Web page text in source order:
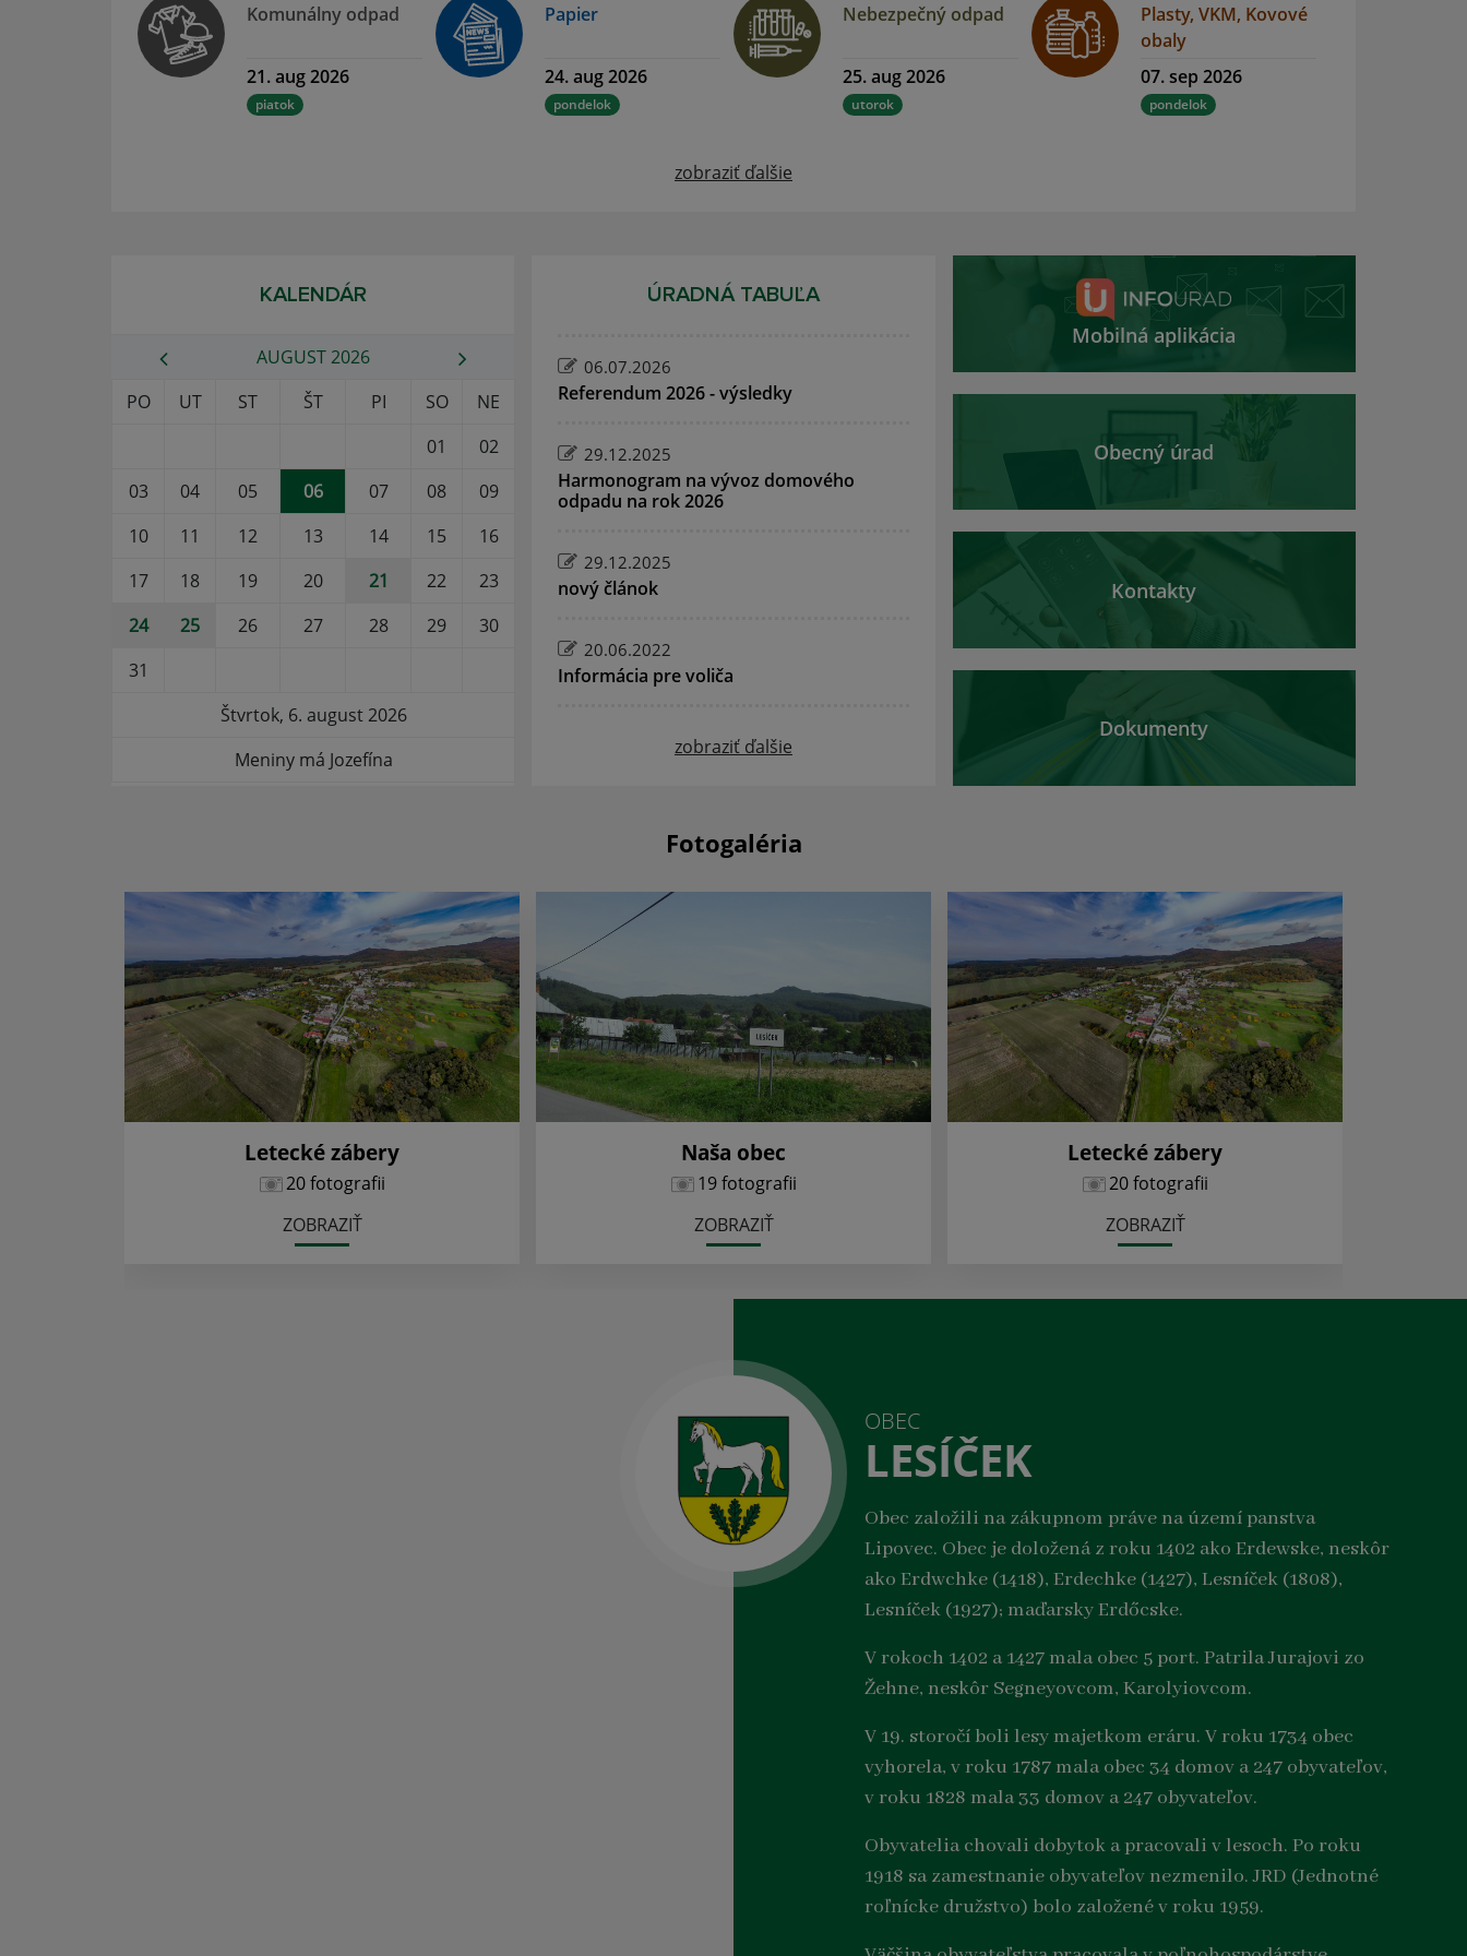
Komunálny odpad
21. aug 2026
piatok
Papier
24. aug 2026
pondelok
Nebezpečný odpad
25. aug 2026
utorok
Plasty, VKM, Kovové
obaly
07. sep 2026
pondelok
zobraziť ďalšie
KALENDÁR
AUGUST 2026
PO
UT ST ŠT PI SO
NE
01
02
03
04 05 06 07 08
09
10
11 12 13 14 15
16
17
18 19 20 21 22
23
24
25 26 27 28 29
30
31
Štvrtok, 6. august 2026
Meniny má Jozefína
ÚRADNÁ TABUĽA
06.07.2026
Referendum 2026 - výsledky
29.12.2025
Harmonogram na vývoz domového
odpadu na rok 2026
29.12.2025
nový článok
20.06.2022
Informácia pre voliča
zobraziť ďalšie
Mobilná aplikácia
Obecný úrad
Kontakty
Dokumenty
Fotogaléria
Letecké zábery
20 fotografii
ZOBRAZIŤ
Naša obec
19 fotografii
ZOBRAZIŤ
Letecké zábery
20 fotografii
ZOBRAZIŤ
OBEC
LESÍČEK
Obec založili na zákupnom práve na území panstva
Lipovec. Obec je doložená z roku 1402 ako Erdewske, neskôr
ako Erdwchke (1418), Erdechke (1427), Lesníček (1808),
Lesníček (1927); maďarsky Erdőcske.
V rokoch 1402 a 1427 mala obec 5 port. Patrila Jurajovi zo
Žehne, neskôr Segneyovcom, Karolyiovcom.
V 19. storočí boli lesy majetkom eráru. V roku 1734 obec
vyhorela, v roku 1787 mala obec 34 domov a 247 obyvateľov,
v roku 1828 mala 33 domov a 247 obyvateľov.
Obyvatelia chovali dobytok a pracovali v lesoch. Po roku
1918 sa zamestnanie obyvateľov nezmenilo. JRD (Jednotné
roľnícke družstvo) bolo založené v roku 1959.